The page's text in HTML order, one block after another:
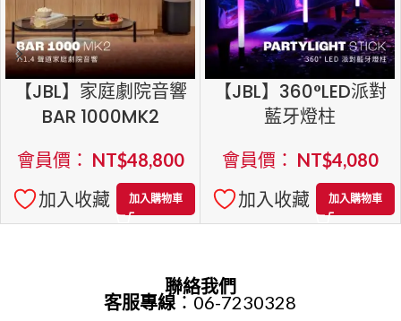
【JBL】家庭劇院音響
BAR 1000MK2
會員價： NT$48,800
加入收藏
加入購物車
【JBL】360°LED派對
藍牙燈柱
會員價： NT$4,080
加入收藏
加入購物車
聯絡我們
客服專線：06-7230328